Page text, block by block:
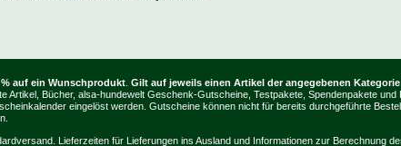
% auf ein Wunschprodukt Gilt auf jeweils einen Artikel der angegebenen
Artikel, Bücher, alsa-hundewelt Geschenk-Gutscheine, Testpakete, Spendenpakete
eingelöst werden. Gutscheine können nicht für bereits durchgeführte
Lieferzeiten für Lieferungen ins Ausland und Informationen zur Berechnung